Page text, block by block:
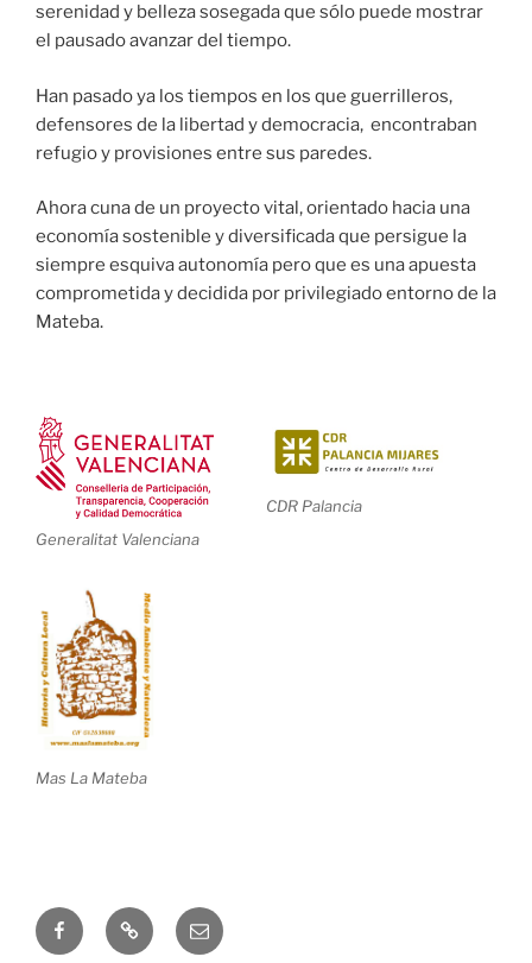
serenidad y belleza sosegada que sólo puede mostrar
el pausado avanzar del tiempo.
Han pasado ya los tiempos en los que guerrilleros,
defensores de la libertad y democracia, encontraban
refugio y provisiones entre sus paredes.
Ahora cuna de un proyecto vital, orientado hacia una
economía sostenible y diversificada que persigue la
siempre esquiva autonomía pero que es una apuesta
comprometida y decidida por privilegiado entorno de la
Mateba.
Generalitat Valenciana
CDR Palancia
Mas La Mateba
Correo
electrónico